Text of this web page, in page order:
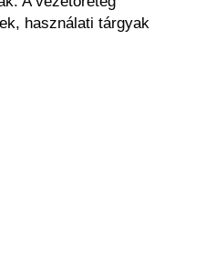
használati tárgyak